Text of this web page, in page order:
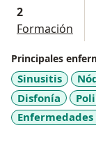
2
Formación
Principales
Sinusitis
Disfonía